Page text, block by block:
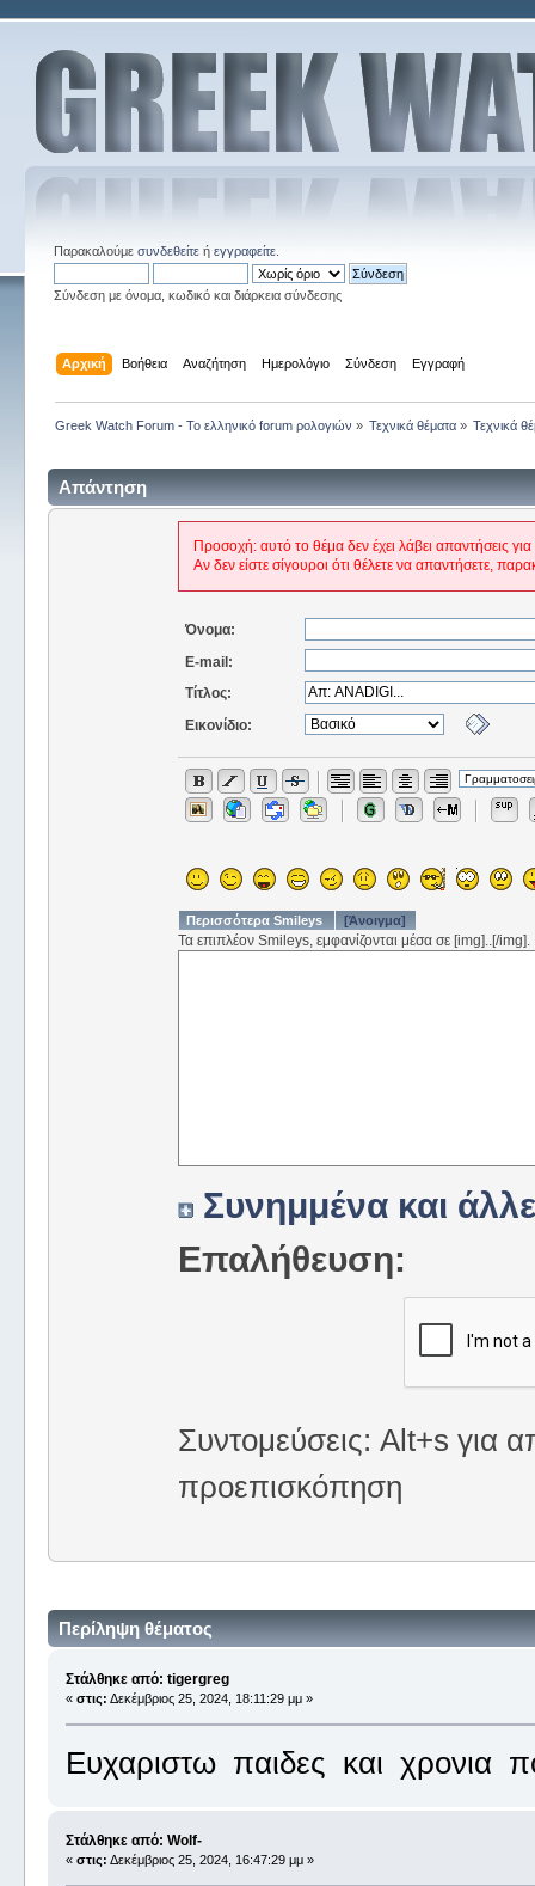
Παρακαλούμε συνδεθείτεή εγγραφείτε.
Σύνδεση με όνομα, κωδικό και διάρκεια σύνδεσης
Αρχική Βοήθεια Αναζήτηση Ημερολόγιο Σύνδεση Εγγραφή
Greek Watch Forum - Το ελληνικό forum ρολογιών » Τεχνικά θέματα » Τεχνικά
Απάντηση
Προσοχή: αυτό το θέμα δεν έχει λάβει απαντήσεις
Αν δεν είστε σίγουροι ότι θέλετε να απαντήσετε,
Όνομα:
E-mail:
Τίτλος:
Εικονίδιο:
Περισσότερα Smileys [Άνοιγμα]
Τα επιπλέον Smileys, εμφανίζονται μέσα σε [img]..[/img].
Συνημμένα και
Επαλήθευση:
Συντομεύσεις: Alt+s για
προεπισκόπηση
Περίληψη θέματος
Στάλθηκε από: tigergreg
« στις: Δεκέμβριος 25, 2024, 18:11:29 μμ »
Ευχαριστω παιδες και χρονια
Στάλθηκε από: Wolf-
« στις: Δεκέμβριος 25, 2024, 16:47:29 μμ »